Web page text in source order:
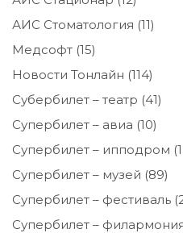
АИС Стоматология (11)
Медсофт (15)
Новости Тонлайн (114)
Субербилет – театр (41)
Супербилет – авиа (10)
Супербилет – ипподром
Супербилет – музей (89)
Супербилет – фестиваль
Супербилет –